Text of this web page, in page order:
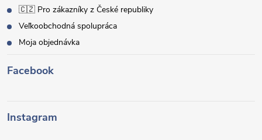
🇨🇿 Pro zákazníky z České republiky
Veľkoobchodná spolupráca
Moja objednávka
Facebook
Instagram